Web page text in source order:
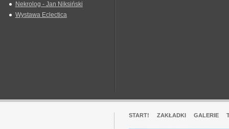
Nekrolog - Jan Niksiński
Wystawa Eclectica
START! ZAKŁADKI GALERIE